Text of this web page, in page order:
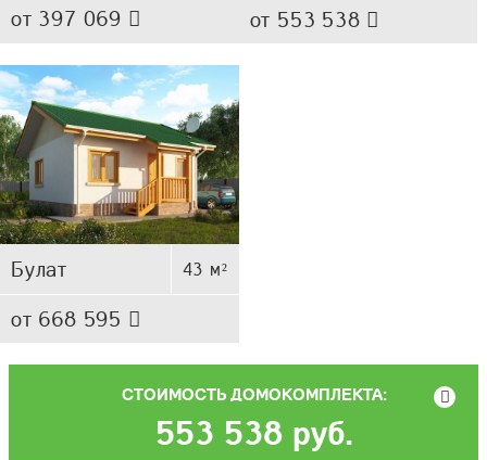
от 397 069 от 553 538
Булат 43 м²
от 668 595
СТОИМОСТЬ ДОМОКОМПЛЕКТА:
553 538 руб.